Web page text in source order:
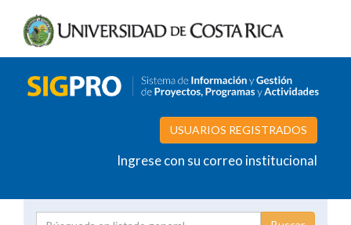
USUARIOS REGISTRADOS
Ingrese con su correo institucional